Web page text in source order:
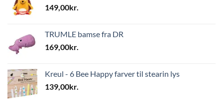
149,00kr.
TRUMLE bamse fra DR
169,00kr.
Kreul - 6 Bee Happy farver til stearin lys
139,00kr.